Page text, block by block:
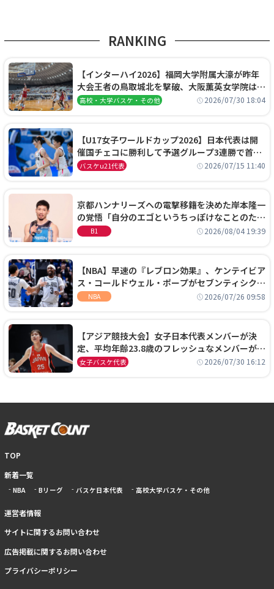
RANKING
【インターハイ2026】福岡大学附属大濠が昨年
大会王者の鳥取城北を撃破、大阪薫英女学院は岐
阜女子に完勝、大会3日目試合結果
高校・大学バスケ・その他 2026/07/30 18:04
【U17女子ワールドカップ2026】日本代表は開
催国チェコに勝利して予選グループ3連勝で首位
通過！準々決勝の相手はエジプトに決定
バスケu21代表 2026/07/15 11:40
京都ハンナリーズへの電撃移籍を決めた岸本隆一
の覚悟「自分のエゴというちっぽけなことのため
に、京都に来たわけではない」
B1 2026/08/04 19:39
【NBA】早速の『レブロン効果』、ケンテイビア
ス・コールドウェル・ポープがセブンティシクサ
ーズに1年契約で加入
NBA 2026/07/26 09:58
【アジア競技大会】女子日本代表メンバーが決
定、平均年齢23.8歳のフレッシュなメンバーが日
本開催の大舞台で頂点を狙う
女子バスケ代表 2026/07/30 16:12
TOP
新着一覧
NBA Bリーグ バスケ日本代表 高校大学バスケ・その他
運営者情報
サイトに関するお問い合わせ
広告掲載に関するお問い合わせ
プライバシーポリシー